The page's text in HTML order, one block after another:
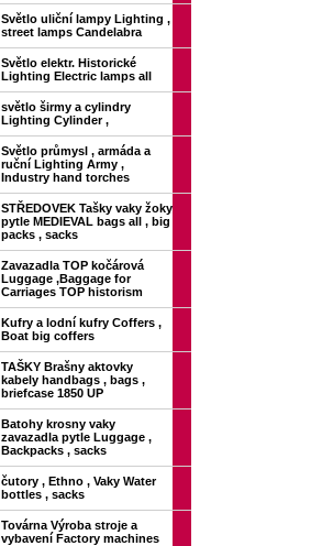
Světlo uliční lampy Lighting ,
street lamps Candelabra
Světlo elektr. Historické
Lighting Electric lamps all
světlo širmy a cylindry
Lighting Cylinder ,
Světlo průmysl , armáda a
ruční Lighting Army ,
Industry hand torches
STŘEDOVEK Tašky vaky žoky
pytle MEDIEVAL bags all , big
packs , sacks
Zavazadla TOP kočárová
Luggage ,Baggage for
Carriages TOP historism
Kufry a lodní kufry Coffers ,
Boat big coffers
TAŠKY Brašny aktovky
kabely handbags , bags ,
briefcase 1850 UP
Batohy krosny vaky
zavazadla pytle Luggage ,
Backpacks , sacks
čutory , Ethno , Vaky Water
bottles , sacks
Továrna Výroba stroje a
vybavení Factory machines